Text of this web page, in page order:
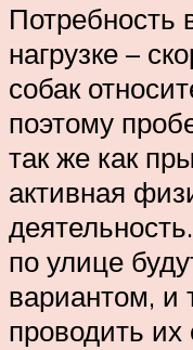
Потребность
нагрузке –
собак
поэтому
так же как
активная
по улице
вариантом, и
проводить